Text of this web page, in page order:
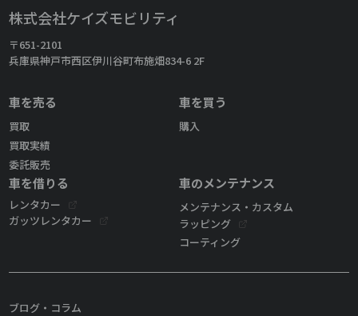
株式会社ケイズモビリティ
〒651-2101
兵庫県神戸市西区伊川谷町布施畑834-6 2F
車を売る
買取
買取実績
委託販売
車を買う
購入
車を借りる
レンタカー
ガッツレンタカー
車のメンテナンス
メンテナンス・カスタム
ラッピング
コーティング
ブログ・コラム